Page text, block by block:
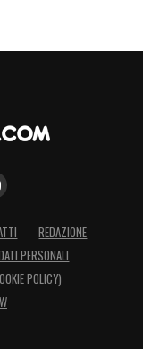
REDAZIONE
PERSONALI
POLICY)